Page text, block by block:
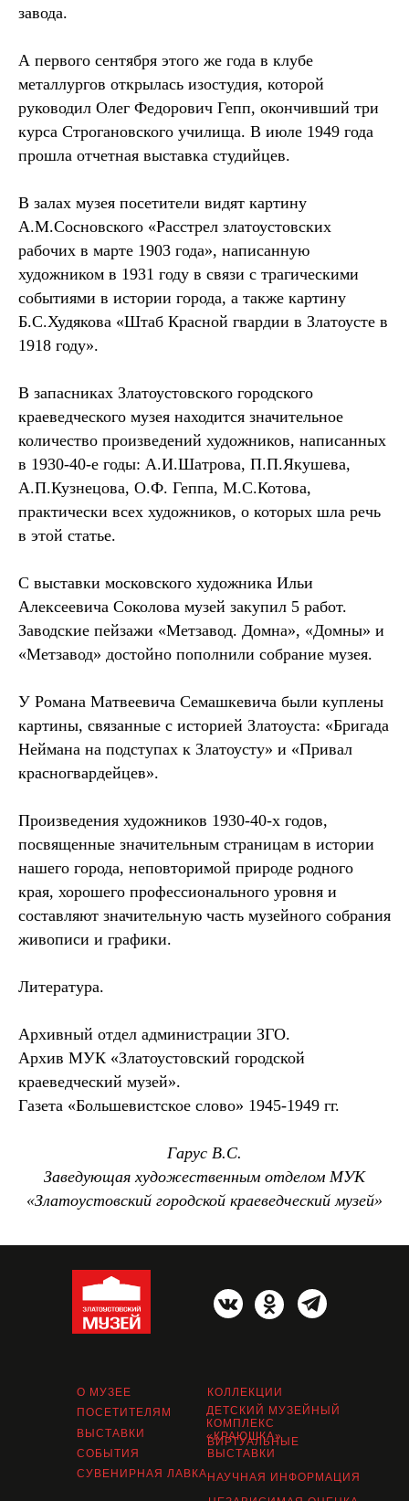
завода.
А первого сентября этого же года в клубе
металлургов открылась изостудия, которой
руководил Олег Федорович Гепп, окончивший три
курса Строгановского училища. В июле 1949 года
прошла отчетная выставка студийцев.
В залах музея посетители видят картину
А.М.Сосновского «Расстрел златоустовских
рабочих в марте 1903 года», написанную
художником в 1931 году в связи с трагическими
событиями в истории города, а также картину
Б.С.Худякова «Штаб Красной гвардии в Златоусте в
1918 году».
В запасниках Златоустовского городского
краеведческого музея находится значительное
количество произведений художников, написанных
в 1930-40-е годы: А.И.Шатрова, П.П.Якушева,
А.П.Кузнецова, О.Ф. Геппа, М.С.Котова,
практически всех художников, о которых шла речь
в этой статье.
С выставки московского художника Ильи
Алексеевича Соколова музей закупил 5 работ.
Заводские пейзажи «Метзавод. Домна», «Домны» и
«Метзавод» достойно пополнили собрание музея.
У Романа Матвеевича Семашкевича были куплены
картины, связанные с историей Златоуста: «Бригада
Неймана на подступах к Златоусту» и «Привал
красногвардейцев».
Произведения художников 1930-40-х годов,
посвященные значительным страницам в истории
нашего города, неповторимой природе родного
края, хорошего профессионального уровня и
составляют значительную часть музейного собрания
живописи и графики.
Литература.
Архивный отдел администрации ЗГО.
Архив МУК «Златоустовский городской
краеведческий музей».
Газета «Большевистское слово» 1945-1949 гг.
Гарус В.С.
Заведующая художественным отделом МУК
«Златоустовский городской краеведческий музей»
КОЛЛЕКЦИИ
ВИРТУАЛЬНЫЕ
ВЫСТАВКИ
ДЕТСКИЙ МУЗЕЙНЫЙ
КОМПЛЕКС
«КРАЮШКА»
НАУЧНАЯ ИНФОРМАЦИЯ
О МУЗЕЕ
ВЫСТАВКИ
СУВЕНИРНАЯ ЛАВКА
СОБЫТИЯ
ПОСЕТИТЕЛЯМ